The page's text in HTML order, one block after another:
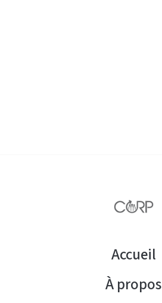
Accueil
À propos